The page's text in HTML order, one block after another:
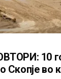
10
Скопје во